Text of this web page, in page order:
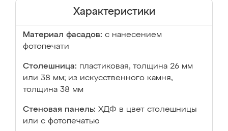
Характеристики
Материал фасадов: с нанесением
фотопечати
Столешница: пластиковая, толщина 26 мм
или 38 мм; из искусственного камня,
толщина 38 мм
Стеновая панель: ХДФ в цвет столешницы
или с фотопечатью